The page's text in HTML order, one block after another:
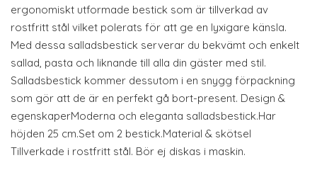
ergonomiskt utformade bestick som är tillverkad av
rostfritt stål vilket polerats för att ge en lyxigare känsla.
Med dessa salladsbestick serverar du bekvämt och enkelt
sallad, pasta och liknande till alla din gäster med stil.
Salladsbestick kommer dessutom i en snygg förpackning
som gör att de är en perfekt gå bort-present. Design &
egenskaperModerna och eleganta salladsbestick.Har
höjden 25 cm.Set om 2 bestick.Material & skötsel
Tillverkade i rostfritt stål. Bör ej diskas i maskin.